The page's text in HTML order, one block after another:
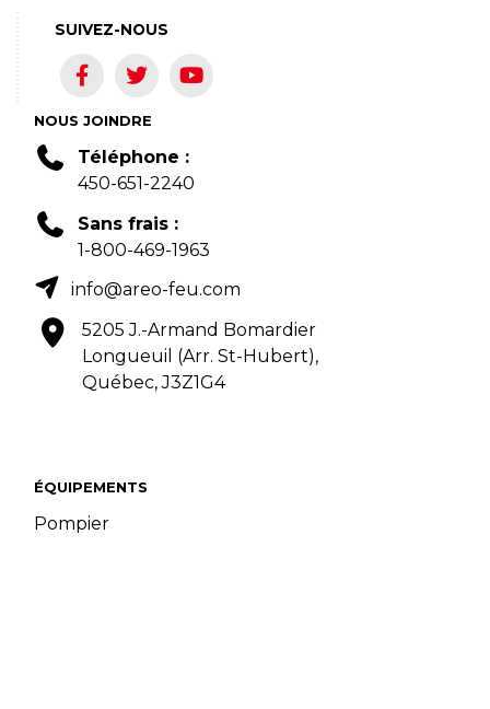
ÉQUIPEMENTS
Pompier
NOUS JOINDRE
Téléphone :
450-651-2240
Sans frais :
1-800-469-1963
info@areo-feu.com
5205 J.-Armand Bomardier
Longueuil (Arr. St-Hubert),
Québec, J3Z1G4
SUIVEZ-NOUS